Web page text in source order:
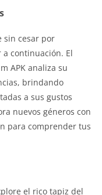
sin cesar por
continuación. El
APK analiza su
brindando
a sus gustos
nuevos géneros con
para comprender tus
el rico tapiz del